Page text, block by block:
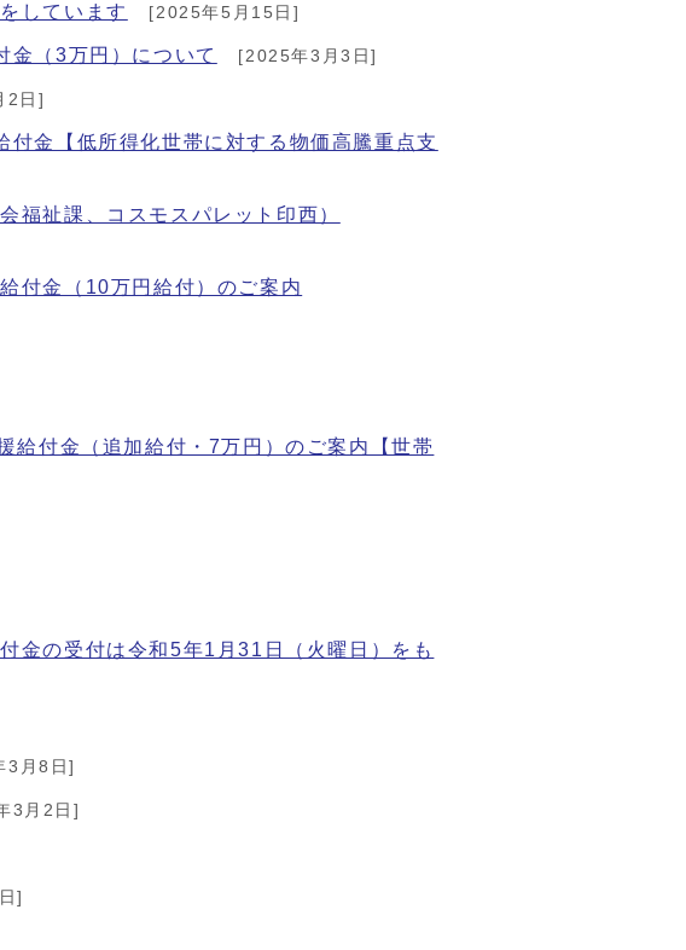
しています [2025年5月15日]
金（3万円）について [2025年3月3日]
2日]
付金【低所得化世帯に対する物価高騰重点支
福祉課、コスモスパレット印西）
付金（10万円給付）のご案内
給付金（追加給付・7万円）のご案内【世帯
金の受付は令和5年1月31日（火曜日）をも
3月8日]
3月2日]
]